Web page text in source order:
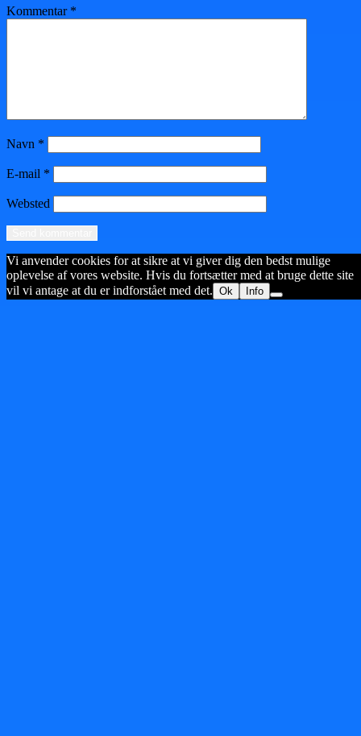
Kommentar *
Navn *
E-mail *
Websted
Vi anvender cookies for at sikre at vi giver dig den bedst mulige
oplevelse af vores website. Hvis du fortsætter med at bruge dette site
vil vi antage at du er indforstået med det. Ok Info